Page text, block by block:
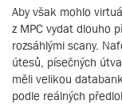
Aby však mohlo
z MPC vydat dlouho
rozsáhlými scany.
útesů, písečných
měli velikou
podle reálných